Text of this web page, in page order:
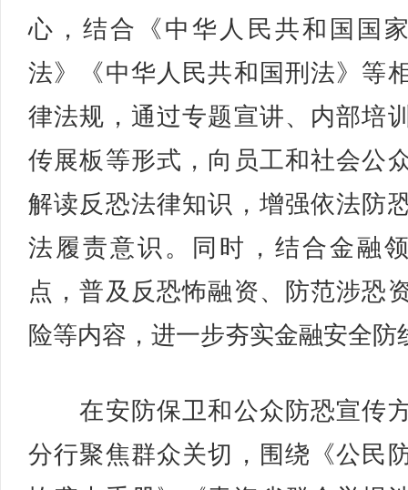
心，结合《中华人民共和国国
法》《中华人民共和国刑法》等
律法规，通过专题宣讲、内部培
传展板等形式，向员工和社会公
解读反恐法律知识，增强依法防
法履责意识。同时，结合金融
点，普及反恐怖融资、防范涉恐
险等内容，进一步夯实金融安全防
在安防保卫和公众防恐宣传
分行聚焦群众关切，围绕《公民